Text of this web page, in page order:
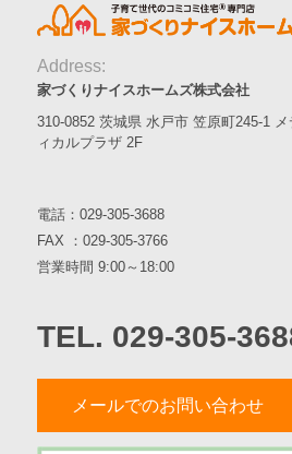
Address:
家づくりナイスホームズ株式会社
310-0852 茨城県 水戸市 笠原町245-1 メ
ィカルプラザ 2F
電話： 029-305-3688
FAX ：029-305-3766
営業時間 9:00～18:00
TEL. 029-305-
メールでのお問い合わせ